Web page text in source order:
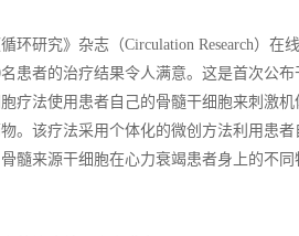
环研究》杂志（Circulation Research）在
患者的治疗结果令人满意。这是首次公
疗法使用患者自己的骨髓干细胞来刺激
。该疗法采用个体化的微创方法利用患
髓来源干细胞在心力衰竭患者身上的不同